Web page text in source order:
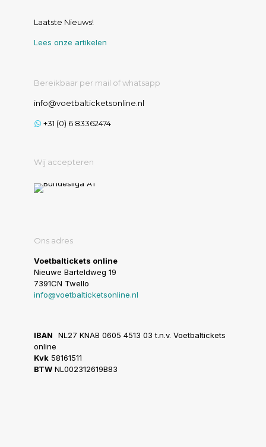
Laatste Nieuws!
Lees onze artikelen
Bereikbaar per mail of whatsapp
info@voetbalticketsonline.nl
+31 (0) 6 83362474
Wij accepteren
Ons adres
Voetbaltickets online
Nieuwe Barteldweg 19
7391CN Twello
info@voetbalticketsonline.nl
IBAN NL27 KNAB 0605 4513 03 t.n.v. Voetbaltickets
online
Kvk58161511
BTWNL002312619B83